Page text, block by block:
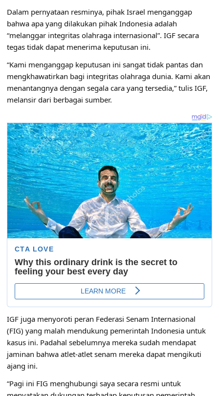
Dalam pernyataan resminya, pihak Israel menganggap
bahwa apa yang dilakukan pihak Indonesia adalah
“melanggar integritas olahraga internasional”. IGF secara
tegas tidak dapat menerima keputusan ini.
“Kami menganggap keputusan ini sangat tidak pantas dan
mengkhawatirkan bagi integritas olahraga dunia. Kami akan
menantangnya dengan segala cara yang tersedia,” tulis IGF,
melansir dari berbagai sumber.
IGF juga menyoroti peran Federasi Senam Internasional
(FIG) yang malah mendukung pemerintah Indonesia untuk
kasus ini. Padahal sebelumnya mereka sudah mendapat
jaminan bahwa atlet-atlet senam mereka dapat mengikuti
ajang ini.
“Pagi ini FIG menghubungi saya secara resmi untuk